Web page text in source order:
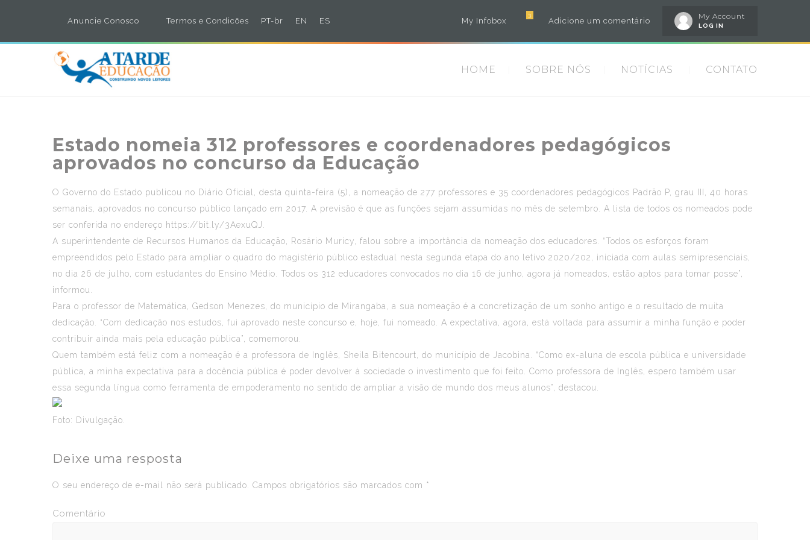
Anuncie Conosco Termos e Condicões PT-br EN ES
My Account
LOG IN
Adicione um comentário
3
My Infobox
HOME SOBRE NÓS NOTÍCIAS CONTATO
Estado nomeia 312 professores e coordenadores pedagógicos
aprovados no concurso da Educação
O Governo do Estado publicou no Diário Oficial, desta quinta-feira (5), a nomeação de 277 professores e 35 coordenadores pedagógicos Padrão P, grau III, 40 horas
semanais, aprovados no concurso público lançado em 2017. A previsão é que as funções sejam assumidas no mês de setembro. A lista de todos os nomeados pode
ser conferida no endereço https://bit.ly/3AexuQJ
A superintendente de Recursos Humanos da Educação, Rosário Muricy, falou sobre a importância da nomeação dos educadores. “Todos os esforços foram
empreendidos pelo Estado para ampliar o quadro do magistério público estadual nesta segunda etapa do ano letivo 2020/202, iniciada com aulas semipresenciais,
no dia 26 de julho, com estudantes do Ensino Médio. Todos os 312 educadores convocados no dia 16 de junho, agora já nomeados, estão aptos para tomar posse”,
informou.
Para o professor de Matemática, Gedson Menezes, do município de Mirangaba, a sua nomeação é a concretização de um sonho antigo e o resultado de muita
dedicação. “Com dedicação nos estudos, fui aprovado neste concurso e, hoje, fui nomeado. A expectativa, agora, está voltada para assumir a minha função e poder
contribuir ainda mais pela educação pública”, comemorou.
Quem também está feliz com a nomeação é a professora de Inglês, Sheila Bitencourt, do município de Jacobina. “Como ex-aluna de escola pública e universidade
pública, a minha expectativa para a docência pública é poder devolver à sociedade o investimento que foi feito. Como professora de Inglês, espero também usar
essa segunda língua como ferramenta de empoderamento no sentido de ampliar a visão de mundo dos meus alunos”, destacou.
Foto: Divulgação.
Deixe uma resposta
O seu endereço de e-mail não será publicado. Campos obrigatórios são marcados com *
Comentário